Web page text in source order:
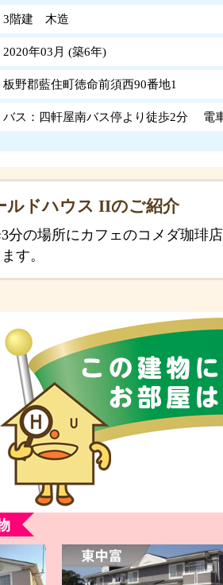
3階建 木造
2020年03月 (築6年)
板野郡藍住町徳命前須西90番地1
バス：四軒屋南バス停より徒歩2分 電
ルドハウス IIのご紹介
分の場所にカフェのコメダ珈琲
す。